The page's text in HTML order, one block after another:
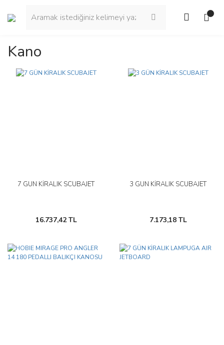
Kano
7 GÜN KİRALIK SCUBAJET
16.737,42 TL
3 GÜN KİRALIK SCUBAJET
7.173,18 TL